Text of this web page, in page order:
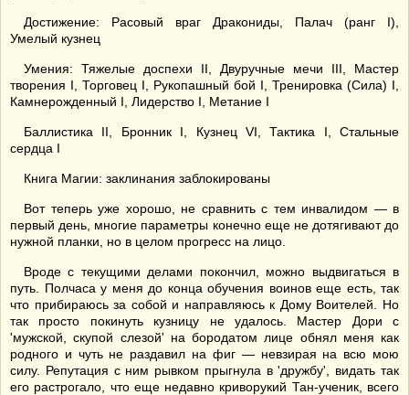
Достижение: Расовый враг Дракониды, Палач (ранг I),
Умелый кузнец
Умения: Тяжелые доспехи II, Двуручные мечи III, Мастер
творения I, Торговец I, Рукопашный бой I, Тренировка (Сила) I,
Камнерожденный I, Лидерство I, Метание I
Баллистика II, Бронник I, Кузнец VI, Тактика I, Стальные
сердца I
Книга Магии: заклинания заблокированы
Вот теперь уже хорошо, не сравнить с тем инвалидом — в
первый день, многие параметры конечно еще не дотягивают до
нужной планки, но в целом прогресс на лицо.
Вроде с текущими делами покончил, можно выдвигаться в
путь. Полчаса у меня до конца обучения воинов еще есть, так
что прибираюсь за собой и направляюсь к Дому Воителей. Но
так просто покинуть кузницу не удалось. Мастер Дори с
'мужской, скупой слезой' на бородатом лице обнял меня как
родного и чуть не раздавил на фиг — невзирая на всю мою
силу. Репутация с ним рывком прыгнула в 'дружбу', видать так
его растрогало, что еще недавно криворукий Тан-ученик, всего